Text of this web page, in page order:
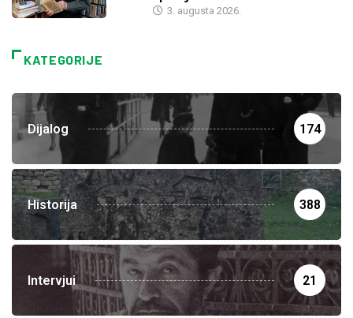
3. augusta 2026.
KATEGORIJE
Dijalog 174
Historija 388
Intervjui 21